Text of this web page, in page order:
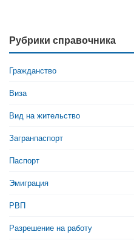
Рубрики справочника
Гражданство
Виза
Вид на жительство
Загранпаспорт
Паспорт
Эмиграция
РВП
Разрешение на работу